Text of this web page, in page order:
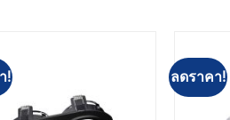
! ลดราคา!